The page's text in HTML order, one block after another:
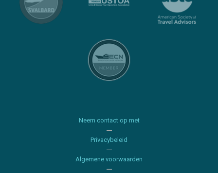
Neem contact op met
Privacybeleid
Algemene voorwaarden